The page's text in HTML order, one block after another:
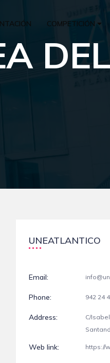
COMPETICIÓN
DEL
UNEATLANTICO
Email:
Phone: 942 24
Address:
C/
Web link: https://